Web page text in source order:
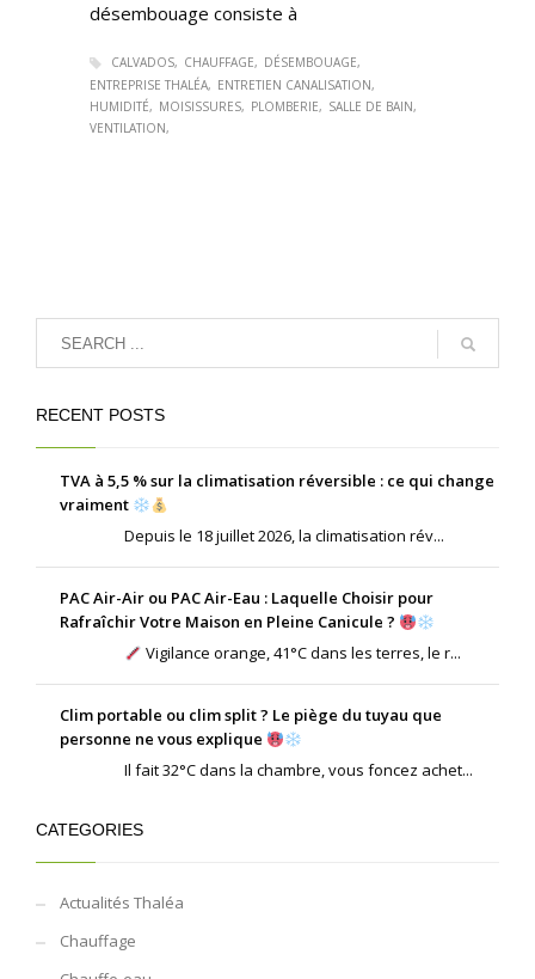
désembouage consiste à
CALVADOS CHAUFFAGE
DÉSEMBOUAGE
ENTREPRISE THALÉA
ENTRETIEN CANALISATION
HUMIDITÉ
MOISISSURES PLOMBERIE
SALLE DE BAIN
VENTILATION
RECENT POSTS
TVA à 5,5 % sur la climatisation réversible : ce qui change
vraiment
Depuis le 18 juillet 2026, la climatisation rév...
PAC Air-Air ou PAC Air-Eau : Laquelle Choisir pour
Rafraîchir Votre Maison en Pleine Canicule ?
Vigilance orange, 41°C dans les terres, le r...
Clim portable ou clim split ? Le piège du tuyau que
personne ne vous explique
Il fait 32°C dans la chambre, vous foncez achet...
CATEGORIES
Actualités Thaléa
Chauffage